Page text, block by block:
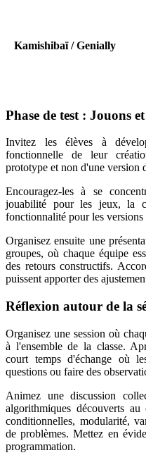
Kamishibaï / Genially
Phase de test : Jouons
Invitez les élèves à
fonctionnelle de leur
prototype et non d'une version
Encouragez-les à se
jouabilité pour les jeux, la
fonctionnalité pour les versions
Organisez ensuite une
groupes, où chaque équipe
des retours constructifs.
puissent apporter des
Réflexion autour de la
Organisez une session où
à l'ensemble de la classe.
court temps d'échange où
questions ou faire des
Animez une discussion
algorithmiques découverts
conditionnelles, modularité,
de problèmes. Mettez en
programmation.